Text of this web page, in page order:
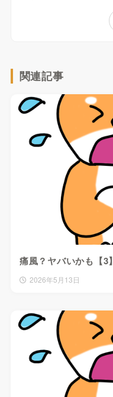
関連記事
痛風？ヤバいかも【3】
2026年5月13日